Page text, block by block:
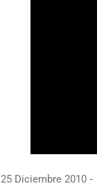
25 Diciembre 2010